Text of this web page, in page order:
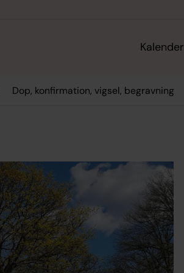
Kalender
Dop, konfirmation, vigsel, begravning